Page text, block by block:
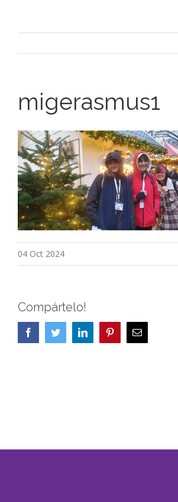
migerasmus1
04 Oct 2024
Compártelo!
FacebookTwitterLinkedIn PinterestCorreo
electrónico